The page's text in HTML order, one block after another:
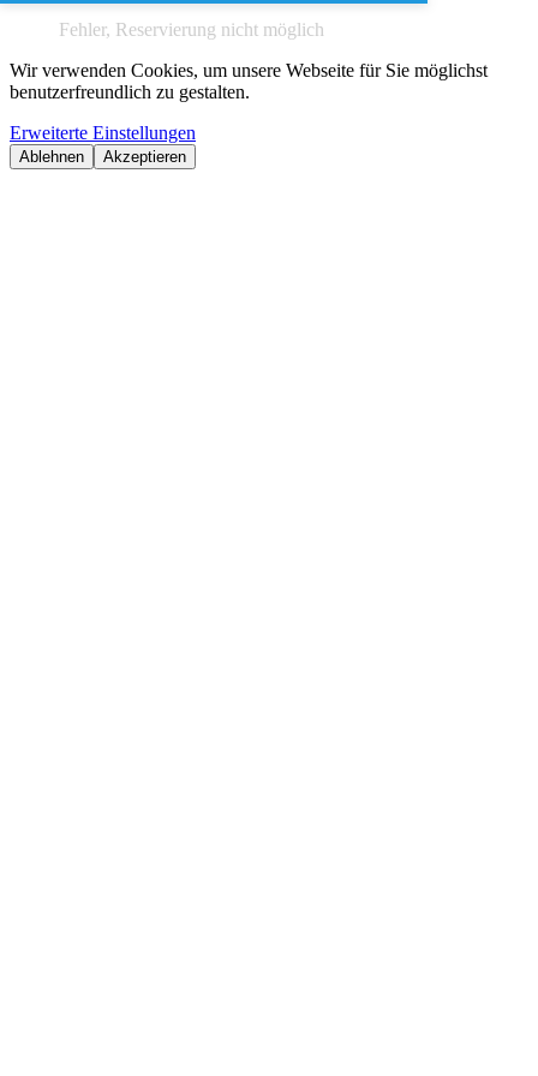
Fehler, Reservierung nicht möglich
Wir verwenden Cookies, um unsere Webseite für Sie möglichst
benutzerfreundlich zu gestalten.
Erweiterte Einstellungen
Ablehnen Akzeptieren